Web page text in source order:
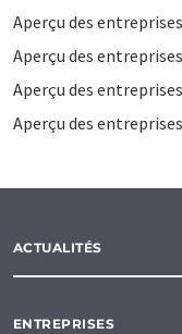
Aperçu des
Aperçu des
Aperçu des
Aperçu des
ACTUALITÉS
ENTREPRISES